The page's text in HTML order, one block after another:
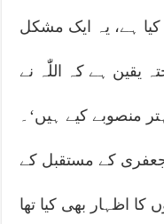
کیا ہے، یہ ایک مشکل
یقین ہے کہ اللّٰہ نے
منصوبے کیے ہیں‘۔
جعفری کے مستقبل کے
کا اظہار بھی کیا تھا